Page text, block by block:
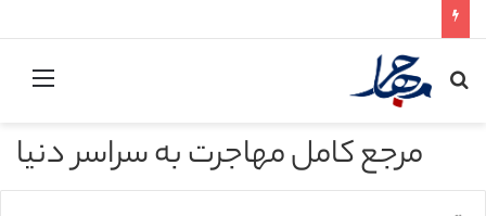
جستجو
مرجع کامل مهاجرت به سراسر دنیا